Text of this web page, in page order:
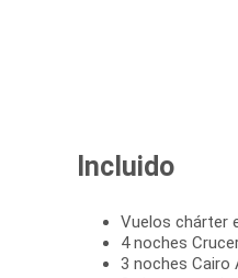
Incluido
Vuelos chárter
4 noches
3 noches Cairo